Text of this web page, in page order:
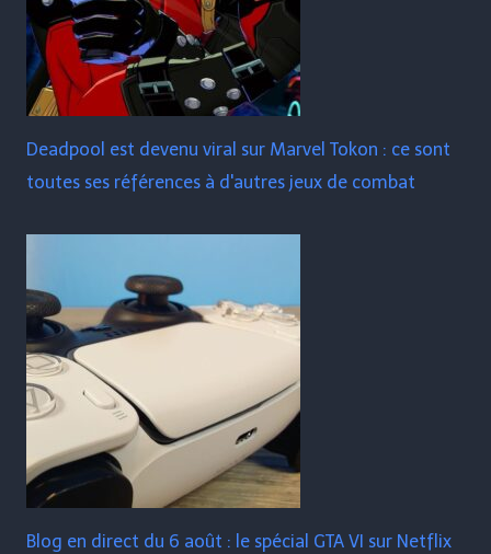
Deadpool est devenu viral sur Marvel Tokon : ce sont
toutes ses références à d'autres jeux de combat
Blog en direct du 6 août : le spécial GTA VI sur Netflix